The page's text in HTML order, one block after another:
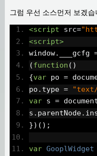
그럼 우선 소스먼저 보겠습
<script src=
<script>
window. ___gcfg
(function ()
{var po =
po . type =
var s =
s . parentNode.
})();
var GooplWidget